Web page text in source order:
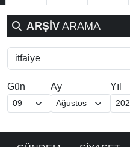
ARŞİV ARAMA
Gün Ay Yıl